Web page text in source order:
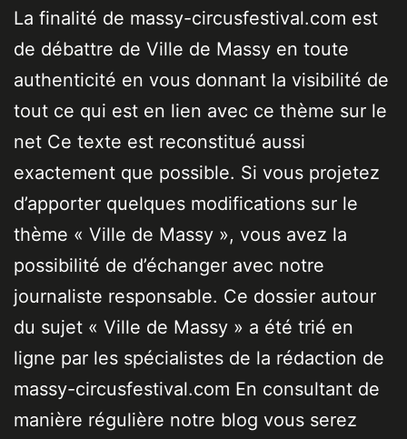
La finalité de massy-circusfestival.com est
de débattre de Ville de Massy en toute
authenticité en vous donnant la visibilité de
tout ce qui est en lien avec ce thème sur le
net Ce texte est reconstitué aussi
exactement que possible. Si vous projetez
d’apporter quelques modifications sur le
thème « Ville de Massy », vous avez la
possibilité de d’échanger avec notre
journaliste responsable. Ce dossier autour
du sujet « Ville de Massy » a été trié en
ligne par les spécialistes de la rédaction de
massy-circusfestival.com En consultant de
manière régulière notre blog vous serez